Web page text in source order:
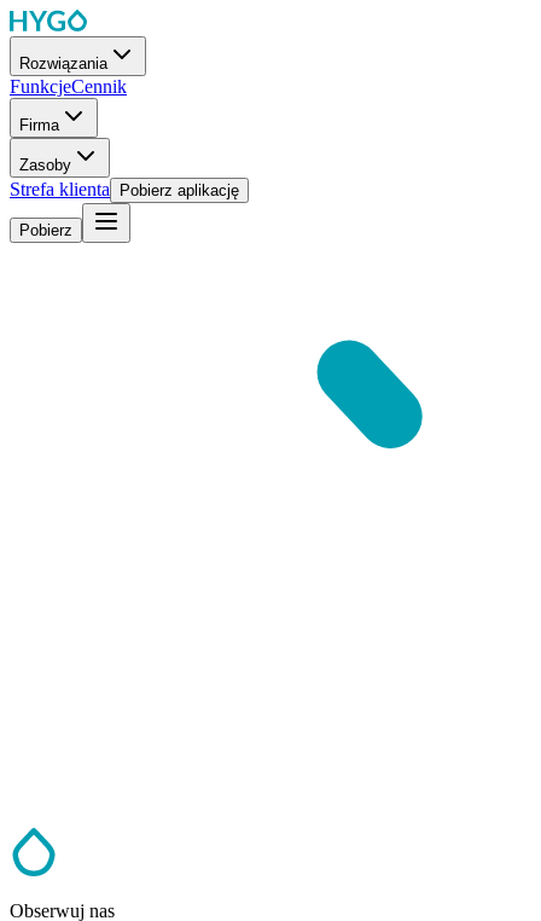
Rozwiązania
FunkcjeCennik
Firma
Zasoby
Strefa klienta Pobierz aplikację
Pobierz
Obserwuj nas